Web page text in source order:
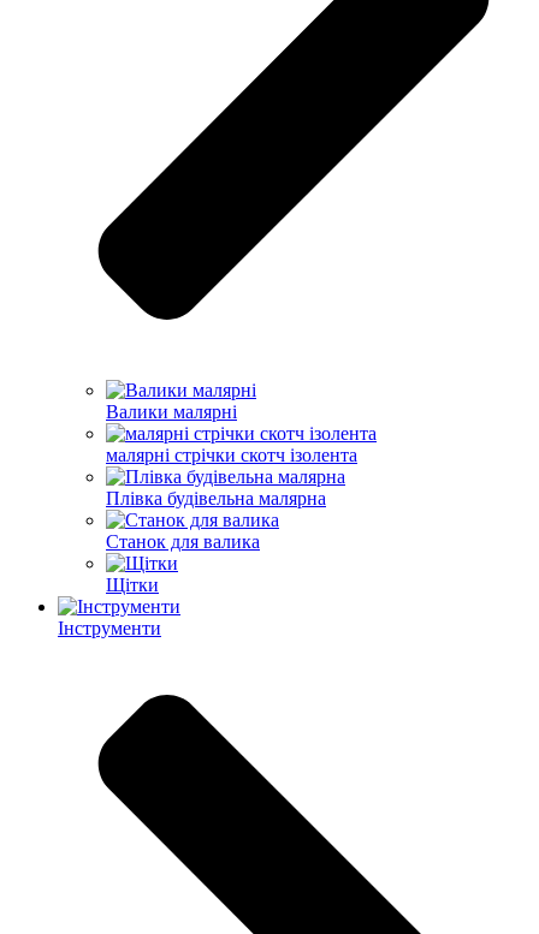
Валики малярні
малярні стрічки скотч ізолента
Плівка будівельна малярна
Станок для валика
Щітки
Інструменти